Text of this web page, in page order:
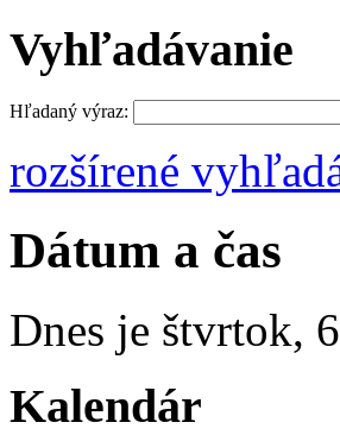
Vyhľadávanie
Hľadaný výraz:
rozšírené
Dátum a čas
Dnes je štvrtok,
Kalendár